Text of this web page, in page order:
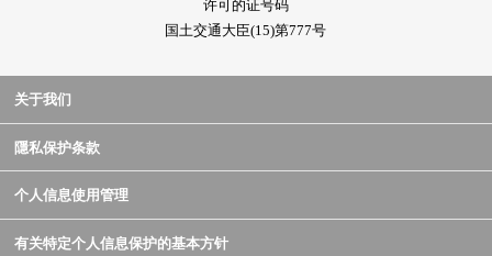
许可的证号码
国土交通大臣(15)第777号
关于我们
隱私保护条款
个人信息使用管理
有关特定个人信息保护的基本方针